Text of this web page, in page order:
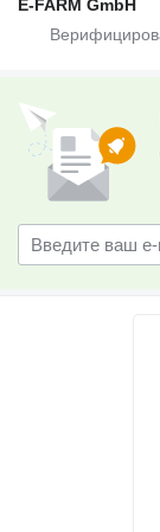
E-FARM GmbH